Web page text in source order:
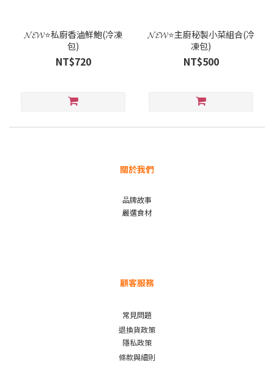
𝓝𝓔𝓦⭐私廚香滷鮮鮑(冷凍
包)
NT$720
𝓝𝓔𝓦⭐主廚秘製小菜組合(冷
凍包)
NT$500
關於我們
品牌故事
嚴選食材
顧客服務
常見問題
退換貨政策
隱私政策
條款與細則